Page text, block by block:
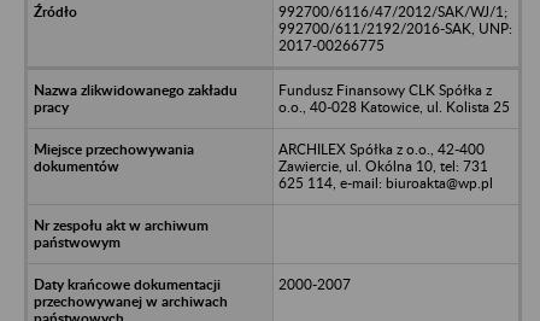
992700/6116/47/2012/SAK/WJ/1;
992700/611/2192/2016-SAK, UNP:
2017-00266775
Fundusz Finansowy CLK Spółka z
o.o., 40-028 Katowice, ul. Kolista 25
ARCHILEX Spółka z o.o., 42-400
Zawiercie, ul. Okólna 10, tel: 731
625 114, e-mail: biuroakta@wp.pl
2000-2007